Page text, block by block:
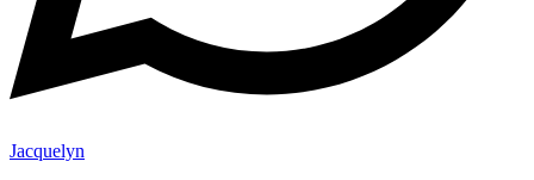
Jacquelyn